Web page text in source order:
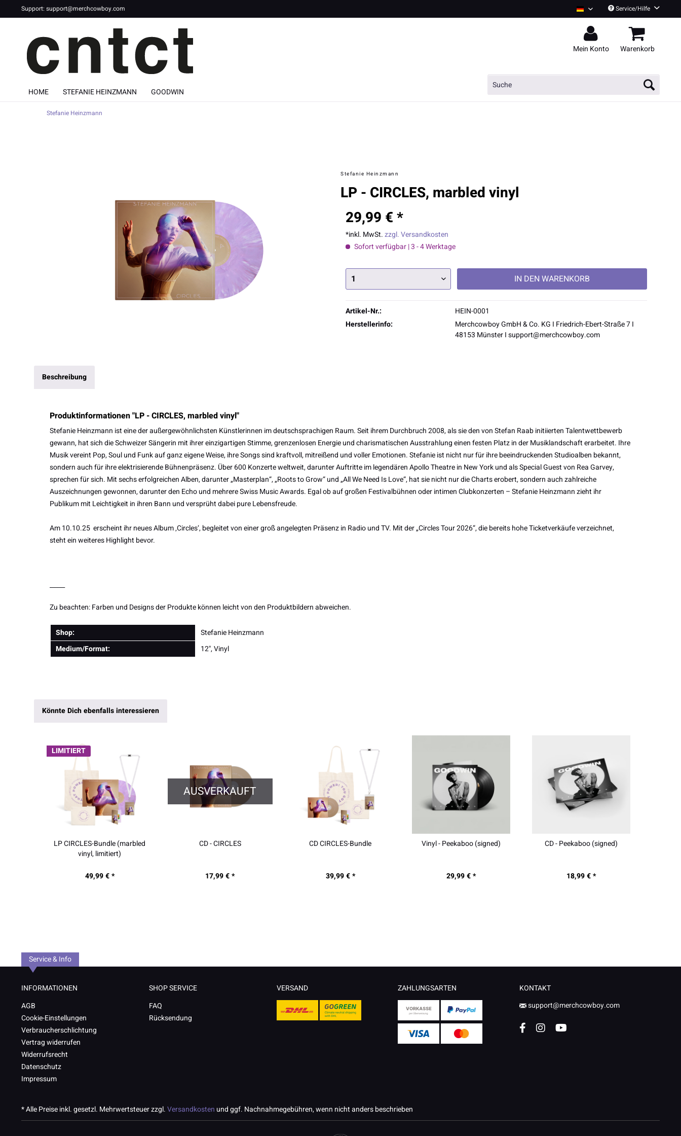
Support: support@merchcowboy.com CNTCT Boutique Deutsch
Service/Hilfe
Mein Konto Warenkorb
HOME STEFANIE HEINZMANN GOODWIN
Stefanie Heinzmann
Stefanie Heinzmann
LP - CIRCLES, marbled vinyl
29,99 € *
*inkl. MwSt.zzgl. Versandkosten
Sofort verfügbar | 3 - 4 Werktage
IN DEN WARENKORB
Artikel-Nr.:
HEIN-0001
Herstellerinfo:
Merchcowboy GmbH & Co. KG I Friedrich-Ebert-Straße 7 I
48153 Münster Isupport@merchcowboy.com
Beschreibung
Produktinformationen "LP - CIRCLES, marbled vinyl"
Stefanie Heinzmann ist eine der außergewöhnlichsten Künstlerinnen im deutschsprachigen Raum. Seit ihrem Durchbruch 2008, als sie den von Stefan Raab initiierten Talentwettbewerb
gewann, hat sich die Schweizer Sängerin mit ihrer einzigartigen Stimme, grenzenlosen Energie und charismatischen Ausstrahlung einen festen Platz in der Musiklandschaft erarbeitet. Ihre
Musik vereint Pop, Soul und Funk auf ganz eigene Weise, ihre Songs sind kraftvoll, mitreißend und voller Emotionen. Stefanie ist nicht nur für ihre beeindruckenden Studioalben bekannt,
sondern auch für ihre elektrisierende Bühnenpräsenz. Über 600 Konzerte weltweit, darunter Auftritte im legendären Apollo Theatre in New York und als Special Guest von Rea Garvey,
sprechen für sich. Mit sechs erfolgreichen Alben, darunter „Masterplan“, „Roots to Grow“ und „All We Need Is Love“, hat sie nicht nur die Charts erobert, sondern auch zahlreiche
Auszeichnungen gewonnen, darunter den Echo und mehrere Swiss Music Awards. Egal ob auf großen Festivalbühnen oder intimen Clubkonzerten – Stefanie Heinzmann zieht ihr
Publikum mit Leichtigkeit in ihren Bann und versprüht dabei pure Lebensfreude.
Am 10.10.25 erscheint ihr neues Album ‚Circles‘, begleitet von einer groß angelegten Präsenz in Radio und TV. Mit der „Circles Tour 2026“, die bereits hohe Ticketverkäufe verzeichnet,
steht ein weiteres Highlight bevor.
_____
Zu beachten:Farben und Designs der Produkte können leicht von den Produktbildern abweichen.
Shop:
Stefanie Heinzmann
Medium/Format:
12'', Vinyl
Könnte Dich ebenfalls interessieren
LIMITIERT
LP CIRCLES-Bundle (marbled
vinyl, limitiert)
49,99 € *
AUSVERKAUFT
CD - CIRCLES
17,99 € *
CD CIRCLES-Bundle
39,99 € *
Vinyl - Peekaboo (signed)
29,99 € *
CD - Peekaboo (signed)
18,99 € *
Service & Info
INFORMATIONEN
AGB
Cookie-Einstellungen
Verbraucherschlichtung
Vertrag widerrufen
Widerrufsrecht
Datenschutz
Impressum
SHOP SERVICE
FAQ
Rücksendung
VERSAND ZAHLUNGSARTEN
KONTAKT
support@merchcowboy.com
* Alle Preise inkl. gesetzl. Mehrwertsteuer zzgl.Versandkosten und ggf. Nachnahmegebühren, wenn nicht anders beschrieben